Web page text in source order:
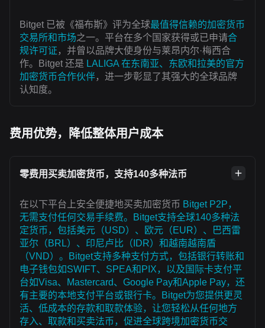
Bitget 已被《福布斯》评为全球最值得信赖的加密货币
交易所和市场之一。平台在多个国家获得或已申请合
规许可证 ，并曾以品牌大使身份与莱昂内尔·梅西合
作。Bitget 还是 LALIGA 在东南亚、东欧和拉美的官方
加密货币合作伙伴，进一步彰显了其强大的全球品牌
认知度。
费用优势，降低整体用户成本
零费用买卖加密货币，支持140多种法币
在以下平台上安全便捷地买卖加密货币 Bitget P2P，
无需支付任何交易手续费。Bitget支持全球140多种法
定货币，包括美元（USD）、欧元（EUR）、巴西雷
亚尔（BRL）、印尼卢比（IDR）和越南越南盾
（VND）。Bitget支持多种支付方式，包括银行转账和
电子钱包如SWIFT、SPEA和PIX，以及国际卡支付平
台如Visa、Mastercard、Google Pay和Apple Pay，还
有主要的本地支付平台或银行卡。Bitget为您提供更灵
活、低成本的存款和取款体验，让您轻松从任何地方
存入、取款和买卖法币，促进全球跨境加密货币交